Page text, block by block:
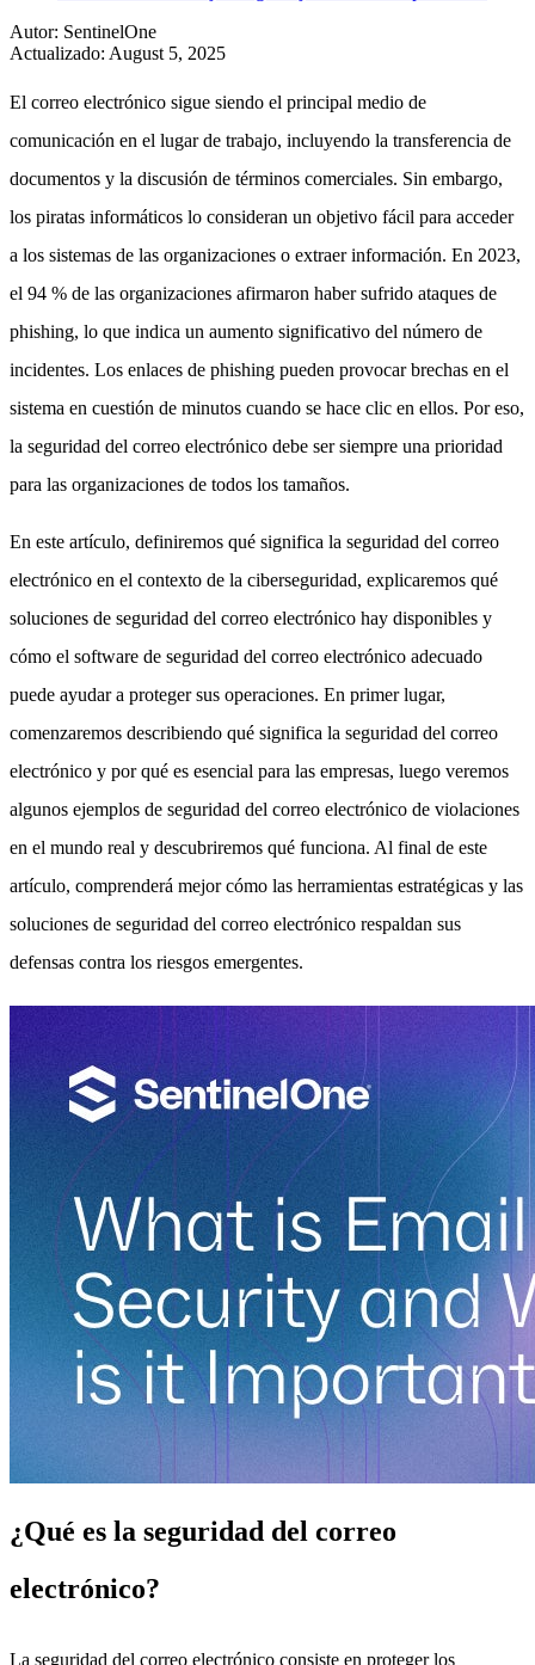
Autor: SentinelOne
Actualizado: August 5, 2025
El correo electrónico sigue siendo el principal medio de
comunicación en el lugar de trabajo, incluyendo la transferencia de
documentos y la discusión de términos comerciales. Sin embargo,
los piratas informáticos lo consideran un objetivo fácil para acceder
a los sistemas de las organizaciones o extraer información. En 2023,
el 94 % de las organizaciones afirmaron haber sufrido ataques de
phishing, lo que indica un aumento significativo del número de
incidentes. Los enlaces de phishing pueden provocar brechas en el
sistema en cuestión de minutos cuando se hace clic en ellos. Por eso,
la seguridad del correo electrónico debe ser siempre una prioridad
para las organizaciones de todos los tamaños.
En este artículo, definiremos qué significa la seguridad del correo
electrónico en el contexto de la ciberseguridad, explicaremos qué
soluciones de seguridad del correo electrónico hay disponibles y
cómo el software de seguridad del correo electrónico adecuado
puede ayudar a proteger sus operaciones. En primer lugar,
comenzaremos describiendo qué significa la seguridad del correo
electrónico y por qué es esencial para las empresas, luego veremos
algunos ejemplos de seguridad del correo electrónico de violaciones
en el mundo real y descubriremos qué funciona. Al final de este
artículo, comprenderá mejor cómo las herramientas estratégicas y las
soluciones de seguridad del correo electrónico respaldan sus
defensas contra los riesgos emergentes.
¿Qué es la seguridad del correo
electrónico?
La seguridad del correo electrónico consiste en proteger los